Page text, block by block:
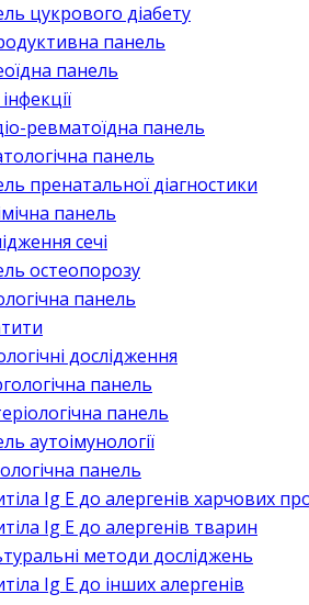
цукрового діабету
панель
панель
ревматоїдна панель
панель
пренатальної діагностики
панель
сечі
остеопорозу
панель
дослідження
панель
панель
аутоімунології
панель
Ig E до алергенів харчових
Ig E до алергенів тварин
методи досліджень
Ig E до інших алергенів